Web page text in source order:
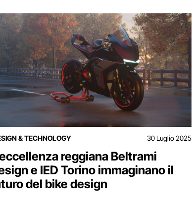
& TECHNOLOGY 30 Luglio 2025
reggiana Beltrami
e IED Torino immaginano il
del bike design